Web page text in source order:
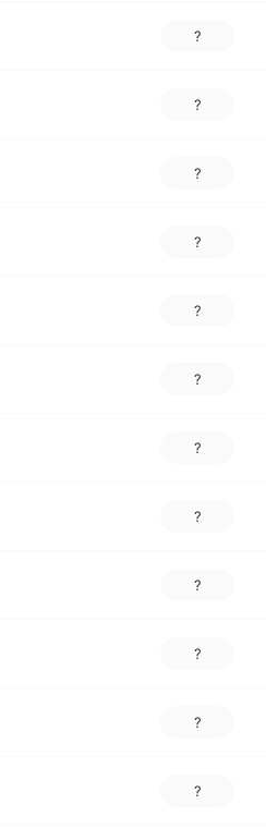
?
?
?
?
?
?
?
?
?
?
?
?